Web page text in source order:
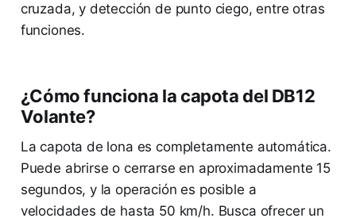
cruzada, y detección de punto ciego, entre otras
funciones.
¿Cómo funciona la capota del DB12
Volante?
La capota de lona es completamente automática.
Puede abrirse o cerrarse en aproximadamente 15
segundos, y la operación es posible a
velocidades de hasta 50 km/h. Busca ofrecer un